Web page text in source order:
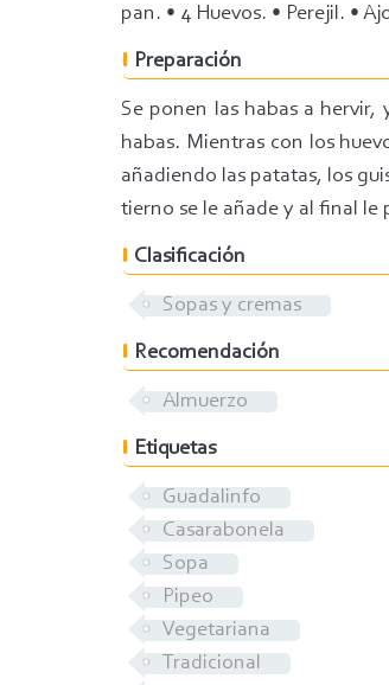
pan. • 4 Huevos. • Perejil. •
Preparación
Se ponen las habas a
habas. Mientras con los
añadiendo las patatas, los
tierno se le añade y al final le
Clasificación
Sopas y cremas
Recomendación
Almuerzo
Etiquetas
Guadalinfo
Casarabonela
Sopa
Pipeo
Vegetariana
Tradicional